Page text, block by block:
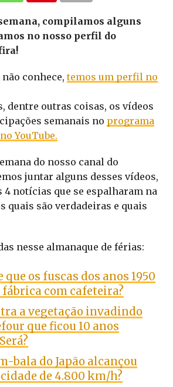
compilamos alguns
no nosso perfil do
não conhece,temos um perfil no
dentre outras coisas, os vídeos
semanais no programa
YouTube.
do nosso canal do
juntar alguns desses vídeos,
4 notícias que se espalharam na
quais são verdadeiras e quais
nesse almanaque de férias:
que os fuscas dos anos 1950
fábrica com cafeteira?
a vegetação invadindo
que ficou 10 anos
bala do Japão alcançou
de 4.800 km/h?